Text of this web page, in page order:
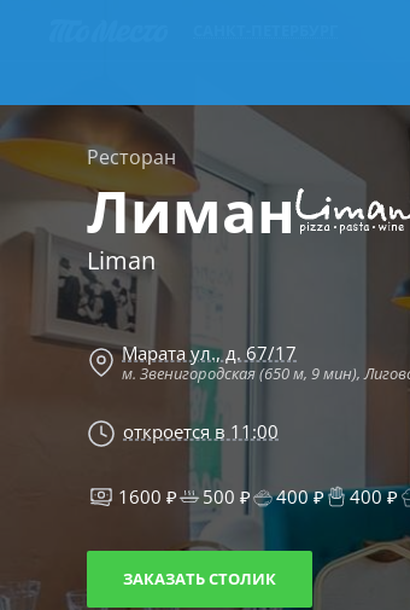
Ресторан
Лиман
Liman
Марата ул., д. 67/17
м. Звенигородская (650 м, 9 мин),
откроется в 11:00
1600 ₽ 500 ₽ 400 ₽ 400 ₽
ЗАКАЗАТЬ СТОЛИК